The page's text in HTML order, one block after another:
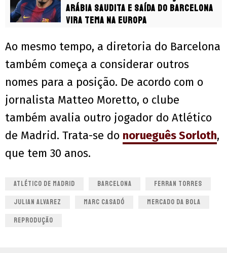
Arábia Saudita e saída do Barcelona
vira tema na Europa
Ao mesmo tempo, a diretoria do Barcelona
também começa a considerar outros
nomes para a posição. De acordo com o
jornalista Matteo Moretto, o clube
também avalia outro jogador do Atlético
de Madrid. Trata-se do norueguês Sorloth,
que tem 30 anos.
ATLÉTICO DE MADRID BARCELONA FERRAN TORRES
JULIAN ALVAREZ MARC CASADÓ MERCADO DA BOLA
REPRODUÇÃO